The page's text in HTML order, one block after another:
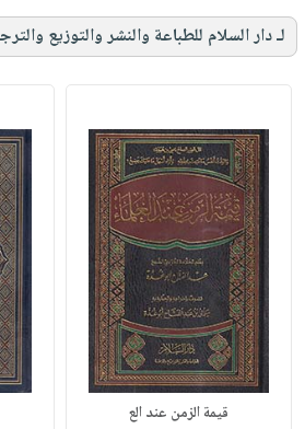
لـ دار السلام للطباعة والنشر والتوزيع
قيمة الزمن عند الع